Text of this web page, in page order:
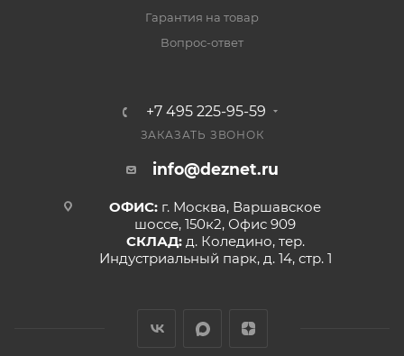
Гарантия на товар
Вопрос-ответ
+7 495 225-95-59
ЗАКАЗАТЬ ЗВОНОК
info@deznet.ru
ОФИС: г. Москва, Варшавское
шоссе, 150к2, Офис 909
СКЛАД: д. Коледино, тер.
Индустриальный парк, д. 14, стр. 1